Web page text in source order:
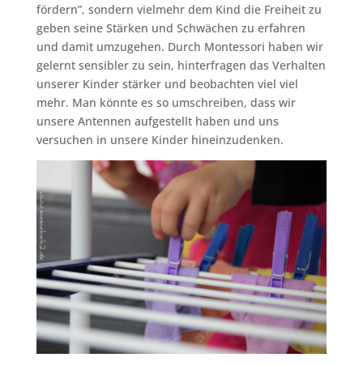
fördern”, sondern vielmehr dem Kind die Freiheit zu
geben seine Stärken und Schwächen zu erfahren
und damit umzugehen. Durch Montessori haben wir
gelernt sensibler zu sein, hinterfragen das Verhalten
unserer Kinder stärker und beobachten viel viel
mehr. Man könnte es so umschreiben, dass wir
unsere Antennen aufgestellt haben und uns
versuchen in unsere Kinder hineinzudenken.